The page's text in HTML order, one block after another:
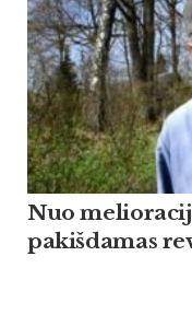
Nuo
pakišdamas